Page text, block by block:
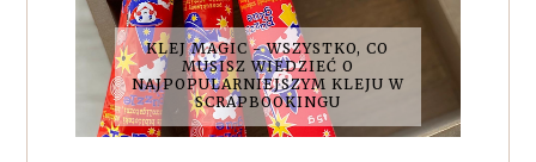
KLEJ MAGIC - WSZYSTKO, CO
MUSISZ WIEDZIEĆ O
NAJPOPULARNIEJSZYM KLEJU W
SCRAPBOOKINGU